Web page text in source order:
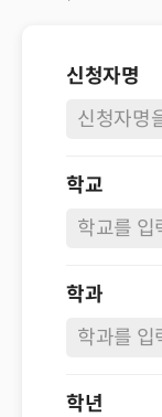
신청자명
학교
학과
학년